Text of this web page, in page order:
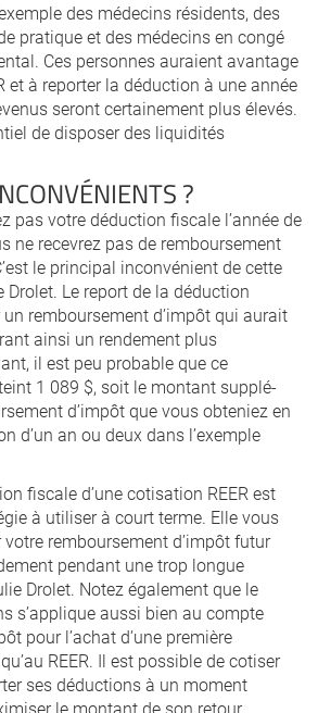
des médecins résidents, des
pratique et des médecins en congé
Ces personnes auraient avantage
et à reporter la déduction à une année
seront certainement plus élevés.
de disposer des liquidités
?
pas votre déduction fiscale l’année de
ne recevrez pas de remboursement
le principal inconvénient de cette
Drolet. Le report de la déduction
remboursement d’impôt qui aurait
ainsi un rendement plus
il est peu probable que ce
1 089 $, soit le montant supplé­
d’impôt que vous obteniez en
d’un an ou deux dans l’exemple
fiscale d’une cotisation REER est
à utiliser à court terme. Elle vous
votre remboursement d’impôt futur
pendant une trop longue
Drolet. Notez également que le
s’applique aussi bien au compte
pour l’achat d’une première
REER. Il est possible de cotiser
ses déductions à un moment
le montant de son retour